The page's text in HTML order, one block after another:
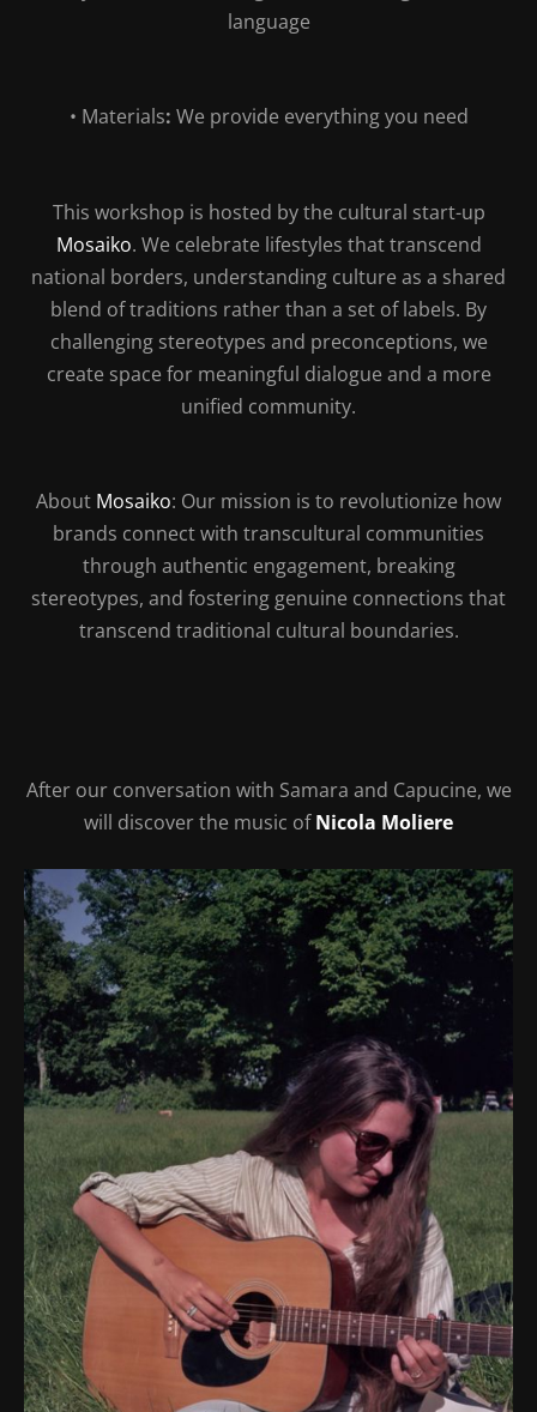
language
• Materials: We provide everything you need
This workshop is hosted by the cultural start-up
Mosaiko. We celebrate lifestyles that transcend
national borders, understanding culture as a shared
blend of traditions rather than a set of labels. By
challenging stereotypes and preconceptions, we
create space for meaningful dialogue and a more
unified community.
About Mosaiko: Our mission is to revolutionize how
brands connect with transcultural communities
through authentic engagement, breaking
stereotypes, and fostering genuine connections that
transcend traditional cultural boundaries.
After our conversation with Samara and Capucine, we
will discover the music ofNicola Moliere